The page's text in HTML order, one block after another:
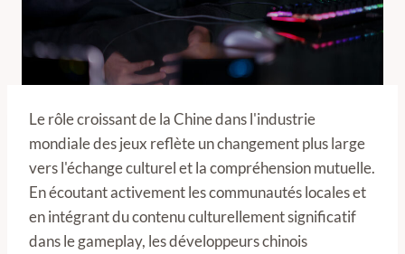
Le rôle croissant de la Chine dans l'industrie
mondiale des jeux reflète un changement plus large
vers l'échange culturel et la compréhension mutuelle.
En écoutant activement les communautés locales et
en intégrant du contenu culturellement significatif
dans le gameplay, les développeurs chinois